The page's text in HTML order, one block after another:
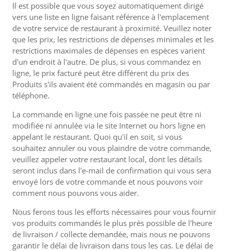
Il est possible que vous soyez automatiquement dirigé
vers une liste en ligne faisant référence à l'emplacement
de votre service de restaurant à proximité. Veuillez noter
que les prix, les restrictions de dépenses minimales et les
restrictions maximales de dépenses en espèces varient
d'un endroit à l'autre. De plus, si vous commandez en
ligne, le prix facturé peut être différent du prix des
Produits s'ils avaient été commandés en magasin ou par
téléphone.
La commande en ligne une fois passée ne peut être ni
modifiée ni annulée via le site Internet ou hors ligne en
appelant le restaurant. Quoi qu'il en soit, si vous
souhaitez annuler ou vous plaindre de votre commande,
veuillez appeler votre restaurant local, dont les détails
seront inclus dans l'e-mail de confirmation qui vous sera
envoyé lors de votre commande et nous pouvons voir
comment nous pouvons vous aider.
Nous ferons tous les efforts nécessaires pour vous fournir
vos produits commandés le plus près possible de l'heure
de livraison / collecte demandée, mais nous ne pouvons
garantir le délai de livraison dans tous les cas. Le délai de